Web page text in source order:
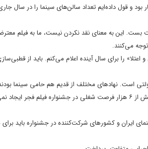
و قول داده‌ایم تعداد سالن‌های سینما را در سال
سینمای ایران رخت بست. این به معنای نقد نکردن نیست، ما به فیلم
می‌کنند.
را برای سال آینده اعلام می‌کنم. باید از
است. نهادهای مختلف از قدیم هم حامی سینما
هنرمندانی چون کیارستمی و مهرجویی نیز با حمایت نهادها فیلم ساختند. اگر این حمایت‌ها نبود ۲۵ فیلم و بیش از ۶ هزار فرصت شغلی در
ایران و کشورهای شرکت‌کننده در جشنواره باید